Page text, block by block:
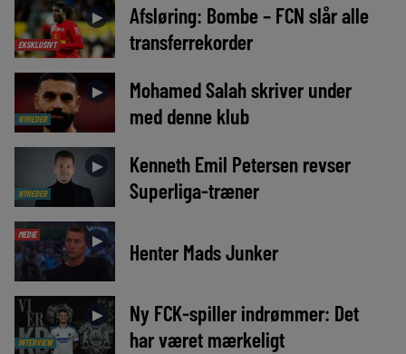
EKSKLUSIVT
►
Afsløring: Bombe – FCN slår alle
transferrekorder
NYHEDER
►
Mohamed Salah skriver under
med denne klub
NYHEDER
►
Kenneth Emil Petersen revser
Superliga-træner
MEDIE ► Henter Mads Junker
INTERVIEW
►
Ny FCK-spiller indrømmer: Det
har været mærkeligt